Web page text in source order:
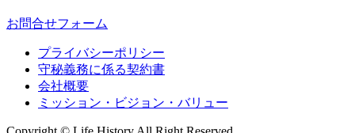
お問合せフォーム
プライバシーポリシー
守秘義務に係る契約書
会社概要
ミッション・ビジョン・バリュー